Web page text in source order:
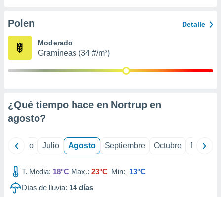
e
mediante
de
1199
Polen Detalle
Moderado
Gramíneas (34 #/m³)
¿Qué tiempo hace en Nortrup en
agosto?
Junio Julio Agosto Septiembre Octubre
T. Media: 18°C Max.: 23°C Min: 13°C
Días de lluvia: 14días